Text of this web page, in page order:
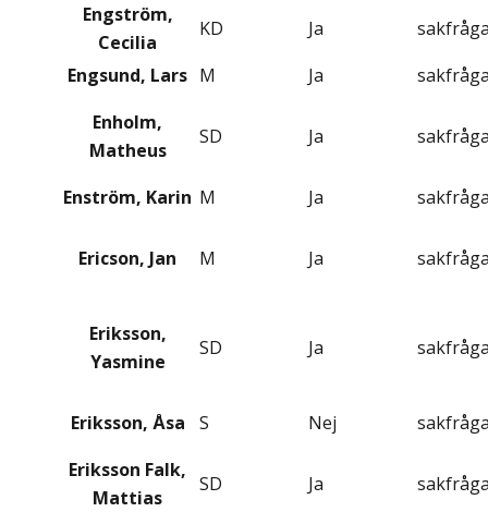
Engström,
Cecilia
KD Ja
Engsund, Lars M Ja
Enholm,
Matheus
SD Ja
Enström, Karin M Ja
Ericson, Jan M Ja
Eriksson,
Yasmine
SD Ja
Eriksson, Åsa S Nej
Eriksson Falk,
Mattias
SD Ja